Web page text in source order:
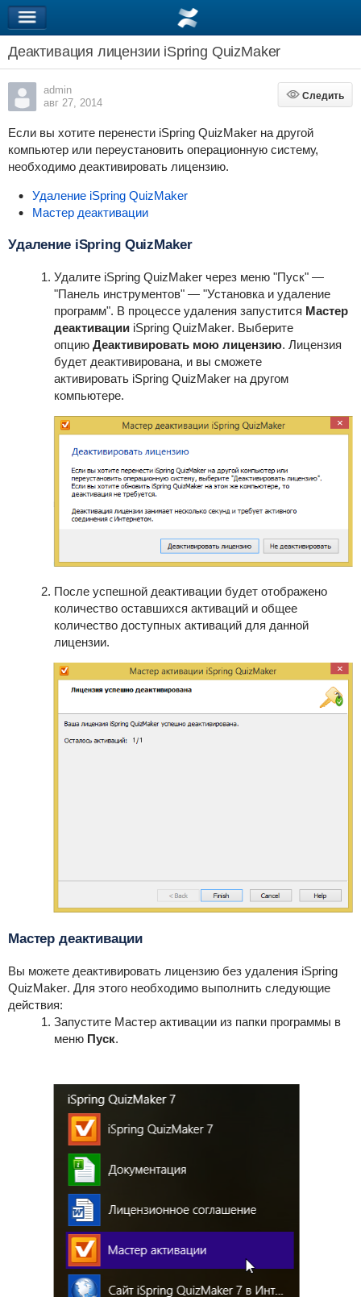
Деактивация лицензии iSpring QuizMaker
admin
авг 27, 2014
Следить
Следить
Если вы хотите перенести iSpring QuizMakerна другой
компьютер или переустановить операционную систему,
необходимо деактивировать лицензию.
Удаление iSpring QuizMaker
Мастер деактивации
Удаление iSpring QuizMaker
Удалите iSpring QuizMakerчерез меню "Пуск" —
"Панель инструментов" — "Установка и удаление
программ". В процессе удаления запустится Мастер
деактивации iSpring QuizMaker. Выберите
опцию Деактивировать мою лицензию. Лицензия
будет деактивирована, и вы сможете
активировать iSpring QuizMakerна другом
компьютере.
После успешной деактивации будет отображено
количество оставшихся активаций и общее
количество доступных активаций для данной
лицензии.
Мастер деактивации
Вы можете деактивировать лицензию без удаления iSpring
QuizMaker. Для этого необходимо выполнить следующие
действия:
Запустите Мастер активации из папки программы в
меню Пуск.